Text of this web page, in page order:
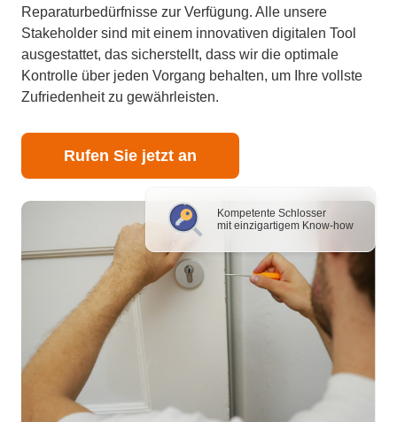
Kompetente Schlosser
mit einzigartigem Know-how
Reparaturbedürfnisse zur Verfügung. Alle unsere
Stakeholder sind mit einem innovativen digitalen Tool
ausgestattet, das sicherstellt, dass wir die optimale
Kontrolle über jeden Vorgang behalten, um Ihre vollste
Zufriedenheit zu gewährleisten.
Rufen Sie jetzt an